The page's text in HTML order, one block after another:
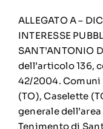
ALLEGATO A –
INTERESSE
SANT’ANTONIO
dell’articolo 136,
42/2004.
(TO), Caselette
generale
Tenimento di